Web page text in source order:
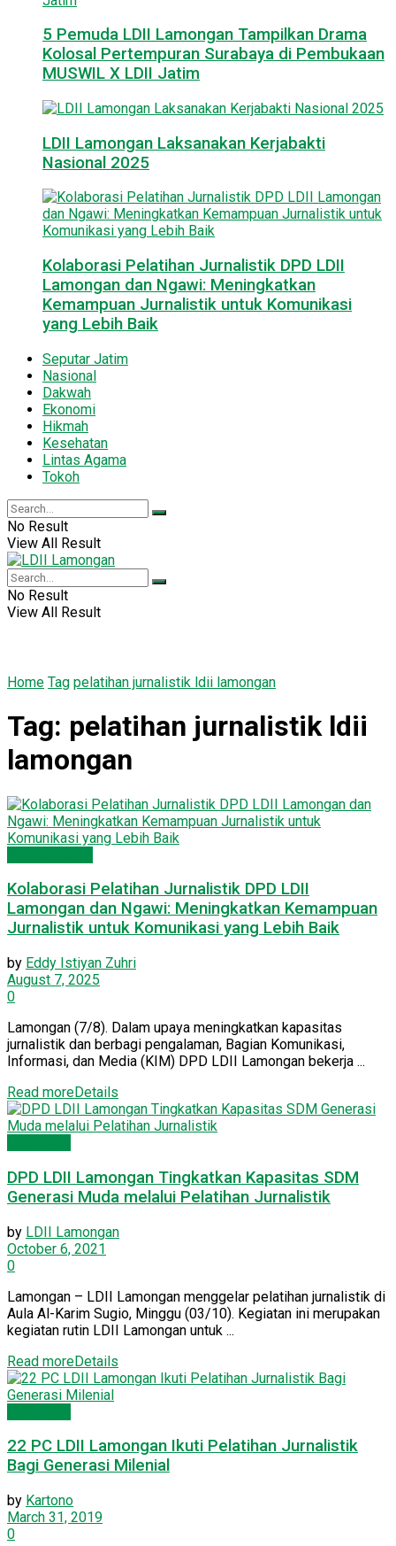
5 Pemuda LDII Lamongan Tampilkan Drama
Kolosal Pertempuran Surabaya di Pembukaan
MUSWIL X LDII Jatim
LDII Lamongan Laksanakan Kerjabakti
Nasional 2025
Kolaborasi Pelatihan Jurnalistik DPD LDII
Lamongan dan Ngawi: Meningkatkan
Kemampuan Jurnalistik untuk Komunikasi
yang Lebih Baik
Seputar Jatim
Nasional
Dakwah
Ekonomi
Hikmah
Kesehatan
Lintas Agama
Tokoh
No Result
View All Result
No Result
View All Result
Home Tag pelatihan jurnalistik ldii lamongan
Tag: pelatihan jurnalistik ldii
lamongan
Kolaborasi Pelatihan Jurnalistik DPD LDII
Lamongan dan Ngawi: Meningkatkan Kemampuan
Jurnalistik untuk Komunikasi yang Lebih Baik
by Eddy Istiyan Zuhri
August 7, 2025
0
Lamongan (7/8). Dalam upaya meningkatkan kapasitas
jurnalistik dan berbagi pengalaman, Bagian Komunikasi,
Informasi, dan Media (KIM) DPD LDII Lamongan bekerja ...
Read moreDetails
DPD LDII Lamongan Tingkatkan Kapasitas SDM
Generasi Muda melalui Pelatihan Jurnalistik
by LDII Lamongan
October 6, 2021
0
Lamongan – LDII Lamongan menggelar pelatihan jurnalistik di
Aula Al-Karim Sugio, Minggu (03/10). Kegiatan ini merupakan
kegiatan rutin LDII Lamongan untuk ...
Read moreDetails
22 PC LDII Lamongan Ikuti Pelatihan Jurnalistik
Bagi Generasi Milenial
by Kartono
March 31, 2019
0